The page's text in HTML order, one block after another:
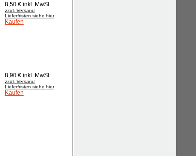
8,50 € inkl. MwSt.
zzgl. Versand
Lieferfristen siehe hier
Kaufen
8,90 € inkl. MwSt.
zzgl. Versand
Lieferfristen siehe hier
Kaufen